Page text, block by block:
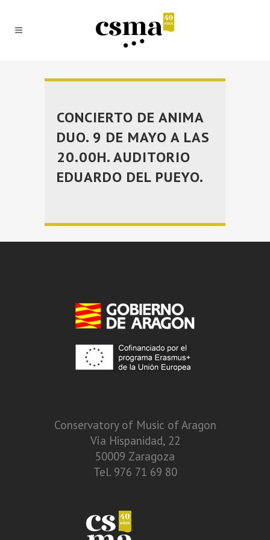
CONCIERTO DE ANIMA
DUO. 9 DE MAYO A LAS
20.00H. AUDITORIO
EDUARDO DEL PUEYO.
Conservatory of Music of Aragon
Vía Hispanidad, 22
50009 Zaragoza
Tel. 976 71 69 80